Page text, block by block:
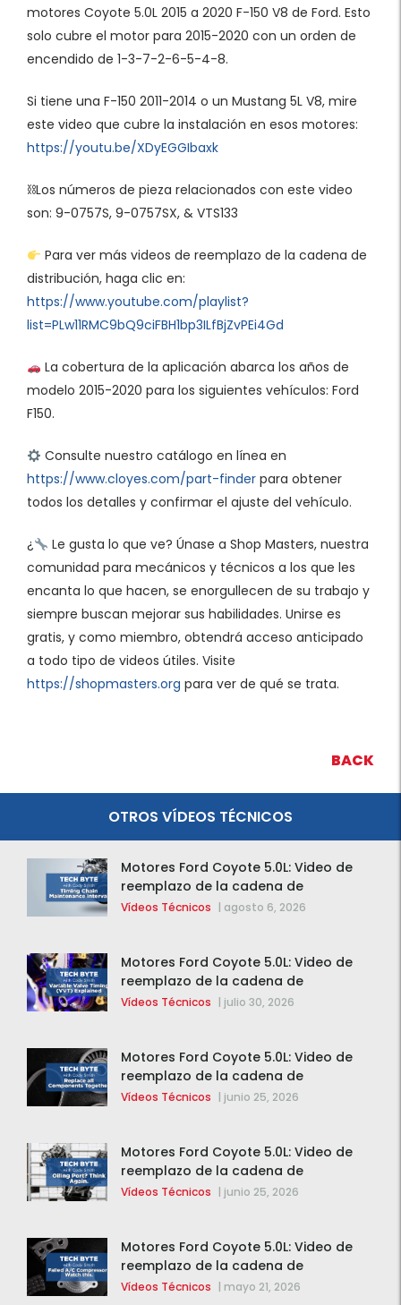
motores Coyote 5.0L 2015 a 2020 F-150 V8 de Ford. Esto
solo cubre el motor para 2015-2020 con un orden de
encendido de 1-3-7-2-6-5-4-8.
Si tiene una F-150 2011-2014 o un Mustang 5L V8, mire
este video que cubre la instalación en esos motores:
https://youtu.be/XDyEGGIbaxk
⛓Los números de pieza relacionados con este video
son: 9-0757S, 9-0757SX, & VTS133
Para ver más videos de reemplazo de la cadena de
distribución, haga clic en:
https://www.youtube.com/playlist?
list=PLw11RMC9bQ9ciFBH1bp3ILfBjZvPEi4Gd
La cobertura de la aplicación abarca los años de
modelo 2015-2020 para los siguientes vehículos: Ford
F150.
Consulte nuestro catálogo en línea en
https://www.cloyes.com/part-finder para obtener
todos los detalles y confirmar el ajuste del vehículo.
¿
Le gusta lo que ve? Únase a Shop Masters, nuestra
comunidad para mecánicos y técnicos a los que les
encanta lo que hacen, se enorgullecen de su trabajo y
siempre buscan mejorar sus habilidades. Unirse es
gratis, y como miembro, obtendrá acceso anticipado
a todo tipo de videos útiles. Visite
https://shopmasters.org para ver de qué se trata.
BACK
OTROS VÍDEOS TÉCNICOS
Motores Ford Coyote 5.0L: Video de
reemplazo de la cadena de
distribución de la F-150 2015 – 2020
Vídeos Técnicos | agosto 6, 2026
Motores Ford Coyote 5.0L: Video de
reemplazo de la cadena de
distribución de la F-150 2015 – 2020
Vídeos Técnicos | julio 30, 2026
Motores Ford Coyote 5.0L: Video de
reemplazo de la cadena de
distribución de la F-150 2015 – 2020
Vídeos Técnicos | junio 25, 2026
Motores Ford Coyote 5.0L: Video de
reemplazo de la cadena de
distribución de la F-150 2015 – 2020
Vídeos Técnicos | junio 25, 2026
Motores Ford Coyote 5.0L: Video de
reemplazo de la cadena de
distribución de la F-150 2015 – 2020
Vídeos Técnicos | mayo 21, 2026